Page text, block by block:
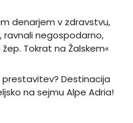
denarjem v zdravstvu,
ravnali negospodarno,
Tokrat na Žalskem«
prestavitev? Destinacija
na sejmu Alpe Adria!